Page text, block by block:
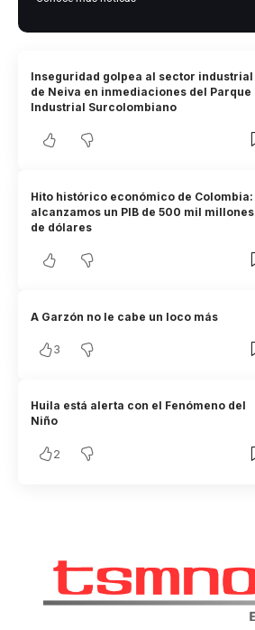
Inseguridad golpea al sector industrial
de Neiva en inmediaciones del Parque
Industrial Surcolombiano
Hito histórico económico de Colombia:
alcanzamos un PIB de 500 mil millones
de dólares
A Garzón no le cabe un loco más
3
Huila está alerta con el Fenómeno del
Niño
2